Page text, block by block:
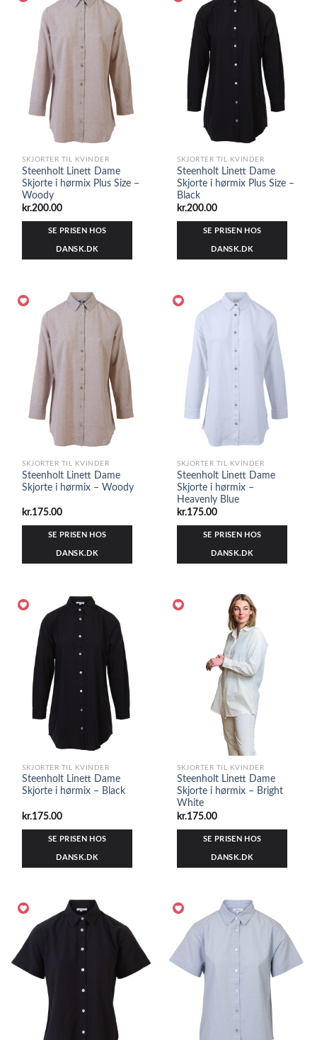
SKJORTER TIL KVINDER
Steenholt Linett Dame
Skjorte i hørmix Plus Size –
Woody
kr.200.00
SE PRISEN HOS
DANSK.DK
SKJORTER TIL KVINDER
Steenholt Linett Dame
Skjorte i hørmix Plus Size –
Black
kr.200.00
SE PRISEN HOS
DANSK.DK
SKJORTER TIL KVINDER
Steenholt Linett Dame
Skjorte i hørmix – Woody
kr.175.00
SE PRISEN HOS
DANSK.DK
SKJORTER TIL KVINDER
Steenholt Linett Dame
Skjorte i hørmix –
Heavenly Blue
kr.175.00
SE PRISEN HOS
DANSK.DK
SKJORTER TIL KVINDER
Steenholt Linett Dame
Skjorte i hørmix – Black
kr.175.00
SE PRISEN HOS
DANSK.DK
SKJORTER TIL KVINDER
Steenholt Linett Dame
Skjorte i hørmix – Bright
White
kr.175.00
SE PRISEN HOS
DANSK.DK